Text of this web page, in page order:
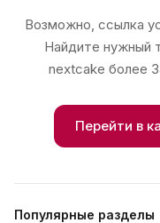
Возможно, ссылка
Найдите нужный
nextcake более
Перейти в
Популярные разделы